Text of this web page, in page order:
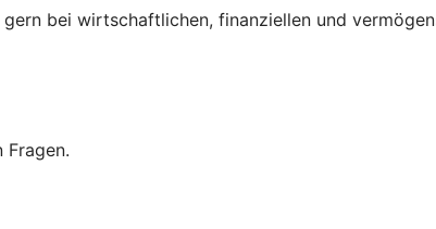
bei wirtschaftlichen, finanziellen und